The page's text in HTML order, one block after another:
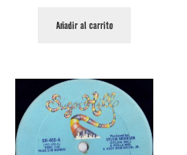
Añadir al carrito